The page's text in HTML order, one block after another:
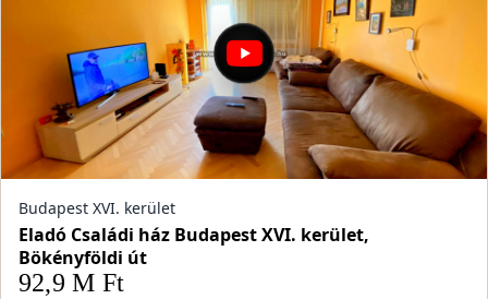
Budapest XVI. kerület
Eladó Családi ház Budapest XVI. kerület,
Bökényföldi út
92,9 M Ft